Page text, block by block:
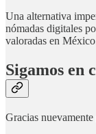
Una alternativa
nómadas digitales
valoradas en
Sigamos en
Gracias